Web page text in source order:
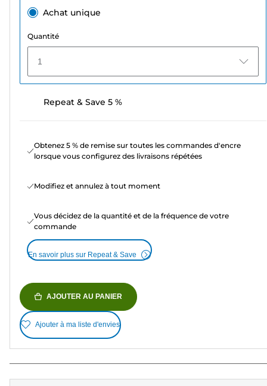
Achat unique
Quantité
1
Repeat & Save 5 %
Obtenez 5 % de remise sur toutes les commandes d'encre
lorsque vous configurez des livraisons répétées
Modifiez et annulez à tout moment
Vous décidez de la quantité et de la fréquence de votre
commande
En savoir plus sur Repeat & Save
AJOUTER AU PANIER
Ajouter à ma liste d'envies